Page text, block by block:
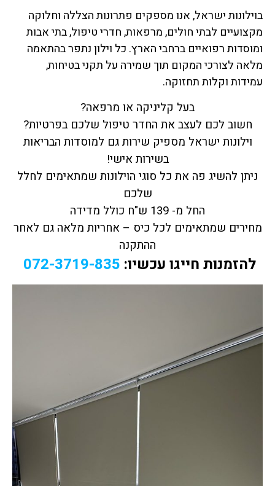
בוילונות ישראל, אנו מספקים פתרונות הצללה וחלוקה
מקצועיים לבתי חולים, מרפאות, חדרי טיפול, בתי אבות
ומוסדות רפואיים ברחבי הארץ. כל וילון נתפר בהתאמה
מלאה לצורכי המקום תוך שמירה על תקני בטיחות,
עמידות וקלות תחזוקה.
בעל קליניקה או מרפאה?
חשוב לכם לעצב את החדר טיפול שלכם בפרטיות?
וילונות ישראל מספיק שירות גם למוסדות הבריאות
בשירות אישי!
ניתן להשיג פה את כל סוגי הוילונות שמתאימים לחלל
שלכם
החל מ- 139 ש"ח כולל מדידה
מחירים שמתאימים לכל כיס – אחריות מלאה גם לאחר
ההתקנה
להזמנות חייגו עכשיו: 072-3719-835